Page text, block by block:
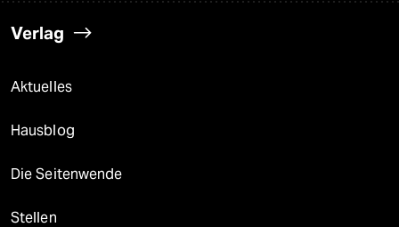
Verlag
Aktuelles
Hausblog
Die Seitenwende
Stellen